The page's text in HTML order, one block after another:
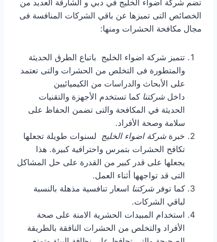
تضم شركة اضواء الخليج في دبي و الشارقة العديد من
الخصائص التى تميزها عن باقي الشركات المنافسة فى
مجال مكافحة الحشرات ومنها:
تتميز شركة اضواء الخليج باتباع الطرق الحديثة
والمتطورة فى التخلص من الحشرات والتى تعتمد
على الأبحاث والدراسات من الكيميائيين
داخلشركتنا كما تستخدم الأجهزة والتقنيات
الحديثة في المكافحة والتى تضمن الحفاظ على
سلامة وصحة الأفراد.
خبرةشركة اضواء الخليج لسنوات طويلة تجعلها
تكافح الحشرات بتمرس واحترافية كبيرة. هذا
يجعلها على قدر كبير من القدرة على حل المشاكل
التى قد تواجهها أثناء العمل.
كما توفرشركتنا اسعار تنافسية مذهلة بالنسبة
لباقي الشركات.
استخدام المبيدات الحشرية الامنة على صحة
الأفراد والتخلص من الحشرات النافقة بالطريقة